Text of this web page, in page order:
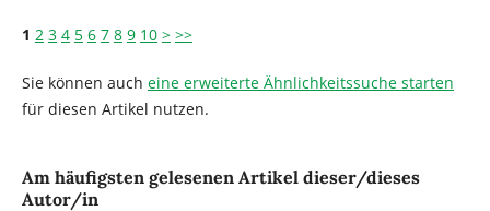
1 2 3 4 5 6 7 8 9 10 > >>
Sie können auch eine erweiterte Ähnlichkeitssuche starten
für diesen Artikel nutzen.
Am häufigsten gelesenen Artikel dieser/dieses
Autor/in